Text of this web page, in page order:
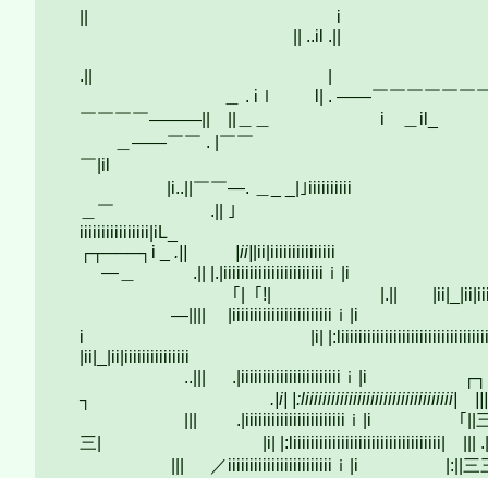
|| i
|| ..il .||
.|| |
＿ . iｌ l| . ――￣￣￣￣￣￣￣￣
￣￣￣￣―――|| ||＿＿ i ＿il_
＿――￣￣ . |￣￣
￣
|i..||￣￣―. ＿_ _|｣iiiiiiiiii
＿￣ .|| ｣
┌┬───┐i _ .|| |ii| |ii|iiiiiiiiiiiiiii
―＿ .||
｢|「!|￣￣￣￣￣ ￣|.||
―||||
i |i|
|ii|_|ii|iiiiiiiiiiiiiii
..||| .|iiiiiiiiiiiiiiiiiiiiiiiｉ|i ┌┐
┐ .|i| |:liiiiiiiiiiiiiiiiiiiiiiiiiiiiiiiiii| |||
||| .|iiiiiiiiiiiiiiiiiiiiiiiｉ|i ｢||三三
三| |i| |:liiiiiiiiiiiiiiiiiiiiiiiiiiiiiiiiii| |||
||| ／iiiiiiiiiiiiiiiiiiiiiiiiｉ|i |:||三三